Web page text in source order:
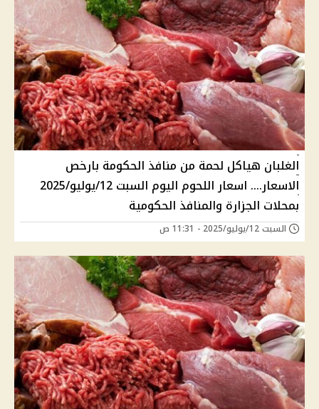
الغلبان هياكل لحمة من منافذ الحكومة بارخص
الاسعار.... اسعار اللحوم اليوم السبت 12/يوليو/2025
بمحلات الجزارة والمنافذ الحكومية
السبت 12/يوليو/2025 - 11:31 ص